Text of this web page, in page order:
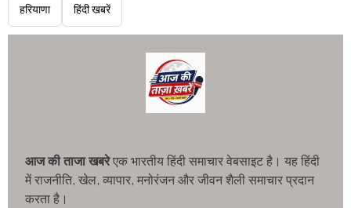
हरियाणा हिंदी खबरें
आज की ताजा खबरेएक भारतीय हिंदी समाचार वेबसाइट है। यह हिंदी
में राजनीति, खेल, व्यापार, मनोरंजन और जीवन शैली समाचार प्रदान
करता है।